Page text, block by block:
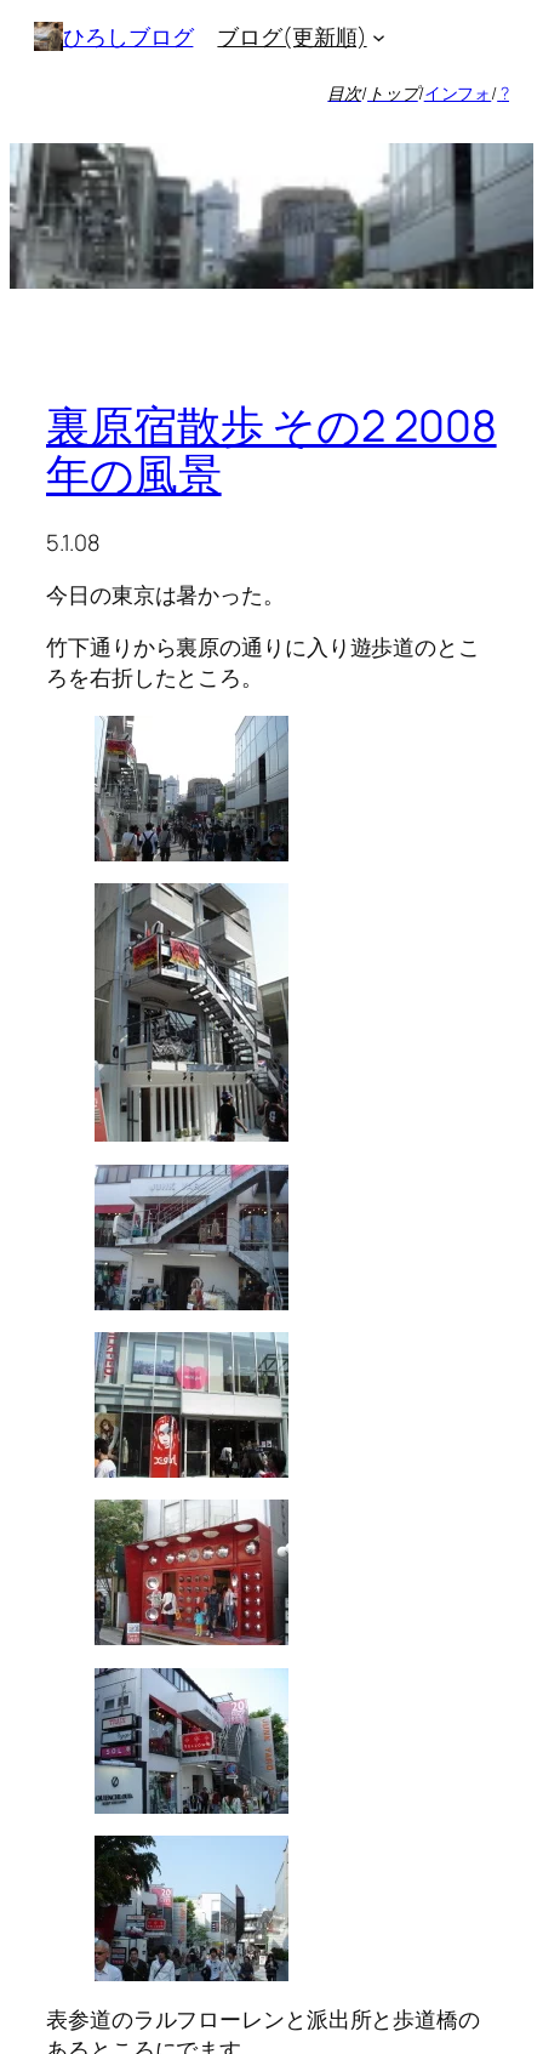
キ
ッ
プ
ひろしブログ ブログ(更新順)
目次/ トップ/インフォ/?
裏原宿散歩 その2 2008
年の風景
5.1.08
今日の東京は暑かった。
竹下通りから裏原の通りに入り遊歩道のとこ
ろを右折したところ。
表参道のラルフローレンと派出所と歩道橋の